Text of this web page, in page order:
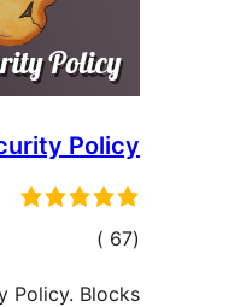
Policy
(67
إجمالي)
Policy. Blocks